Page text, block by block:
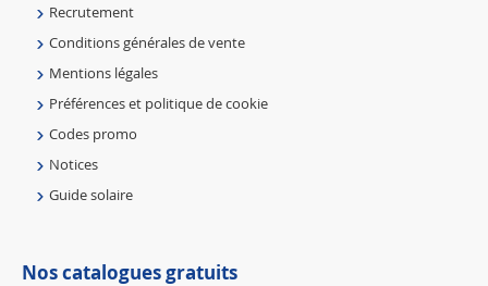
Recrutement
Conditions générales de vente
Mentions légales
Préférences et politique de cookie
Codes promo
Notices
Guide solaire
Nos catalogues gratuits